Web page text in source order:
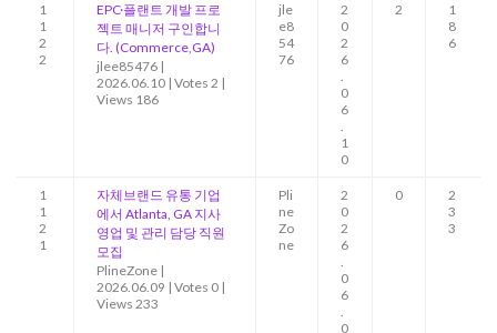
1
1
2
2
EPC·플랜트 개발 프로
젝트 매니저 구인합니
다. (Commerce,GA)
jlee85476 |
2026.06.10 | Votes 2 |
Views 186
jle
e8
54
76
2
0
2
6
.
0
6
.
1
0
2
1
8
6
1
1
2
1
자체브랜드 유통 기업
에서 Atlanta, GA 지사
영업 및 관리 담당 직원
모집
PlineZone |
2026.06.09 | Votes 0 |
Views 233
Pli
ne
Zo
ne
2
0
2
6
.
0
6
.
0
0
2
3
3